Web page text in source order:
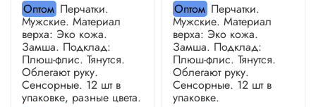
ОптомПерчатки.
Мужские. Материал
верха: Эко кожа.
Замша. Подклад:
Плюш-флис. Тянутся.
Облегают руку.
Сенсорные. 12 шт в
упаковке, разные цвета.
ОптомПерчатки.
Мужские. Материал
верха: Эко кожа.
Замша. Подклад:
Плюш-флис. Тянутся.
Облегают руку.
Сенсорные. 12 шт в
упаковке.